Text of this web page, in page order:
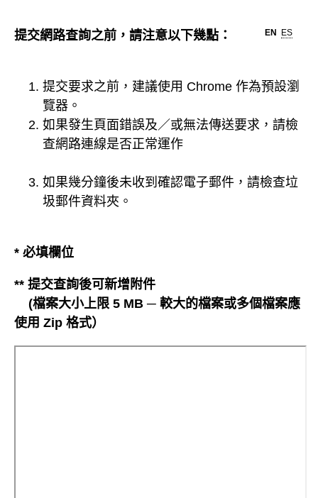
EN ES
提交網路查詢之前，請注意以下幾點：
提交要求之前，建議使用 Chrome 作為預設瀏
覽器。
如果發生頁面錯誤及／或無法傳送要求，請檢
查網路連線是否正常運作
如果幾分鐘後未收到確認電子郵件，請檢查垃
圾郵件資料夾。
* 必填欄位
** 提交查詢後可新增附件
(檔案大小上限 5 MB ─ 較大的檔案或多個檔案應
使用 Zip 格式）